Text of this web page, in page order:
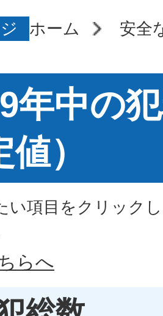
ホーム 安全
年中の
値）
い項目をクリック
らへ